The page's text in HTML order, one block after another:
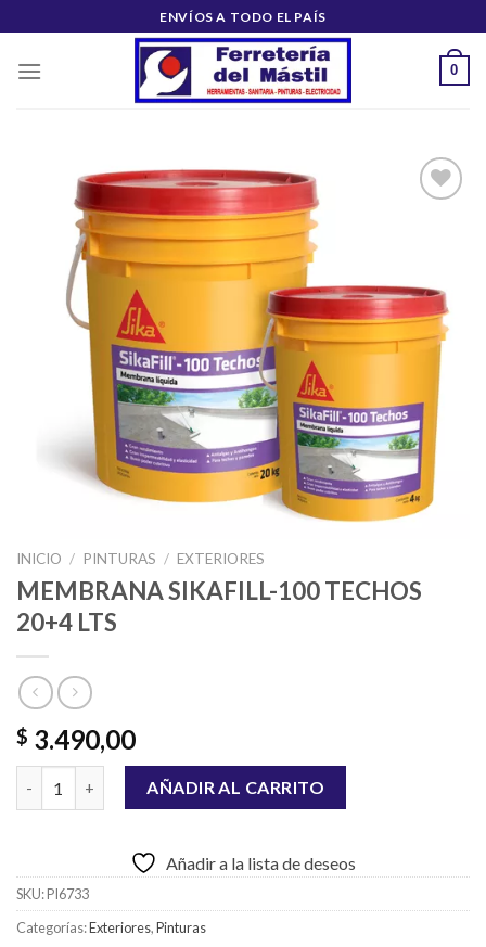
al
contenido
ENVÍOS A TODO EL PAÍS
0
lista de
deseos
INICIO / PINTURAS / EXTERIORES
MEMBRANA SIKAFILL-100 TECHOS
20+4 LTS
$ 3.490,00
MEMBRANA SIKAFILL-100 TECHOS 20+4 LTS cantidad
AÑADIR AL CARRITO
Añadir a la lista de deseos
SKU:PI6733
Categorías:Exteriores,Pinturas